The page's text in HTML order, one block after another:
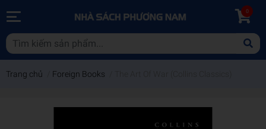
0
Trang chủ Foreign Books